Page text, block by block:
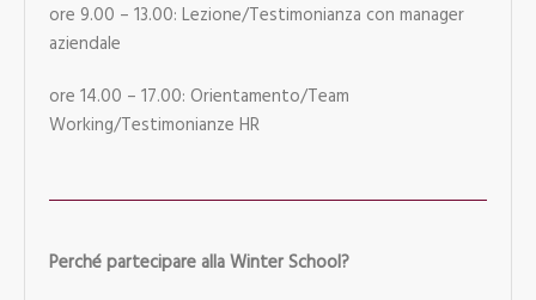
ore 9.00 – 13.00: Lezione/Testimonianza con manager
aziendale
ore 14.00 – 17.00: Orientamento/Team
Working/Testimonianze HR
Perché partecipare alla Winter School?